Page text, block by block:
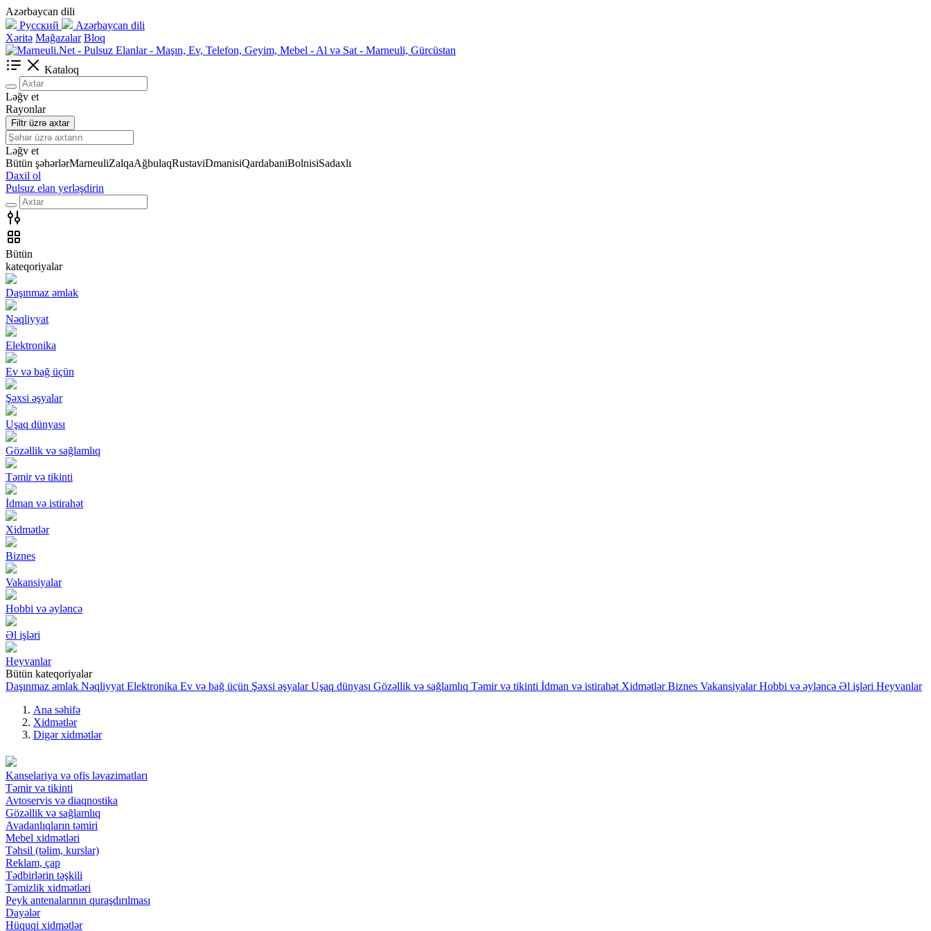
Azərbaycan dili
Русский
Azərbaycan dili
Xəritə Mağazalar Bloq
Kataloq
Ləğv et
Rayonlar
Filtr üzrə axtar
Ləğv et
Bütün şəhərlərMarneuliZalqaAğbulaqRustaviDmanisiQardabaniBolnisiSadaxlı
Daxil ol
Pulsuz elan yerləşdirin
Bütün
kateqoriyalar
Daşınmaz əmlak
Nəqliyyat
Elektronika
Ev və bağ üçün
Şəxsi əşyalar
Uşaq dünyası
Gözəllik və sağlamlıq
Təmir və tikinti
İdman və istirahət
Xidmətlər
Biznes
Vakansiyalar
Hobbi və əyləncə
Əl işləri
Heyvanlar
Bütün kateqoriyalar
Daşınmaz əmlak Nəqliyyat Elektronika Ev və bağ üçün Şəxsi əşyalar Uşaq dünyası Gözəllik və sağlamlıq Təmir və tikinti İdman və istirahət Xidmətlər Biznes Vakansiyalar Hobbi və əyləncə Əl işləri Heyvanlar
Ana səhifə
Xidmətlər
Digər xidmətlər
Kanselariya və ofis ləvazimatları
Təmir və tikinti
Avtoservis və diaqnostika
Gözəllik və sağlamlıq
Avadanlıqların təmiri
Mebel xidmətləri
Təhsil (təlim, kurslar)
Reklam, çap
Tədbirlərin təşkili
Təmizlik xidmətləri
Peyk antenalarının quraşdırılması
Dayələr
Hüquqi xidmətlər